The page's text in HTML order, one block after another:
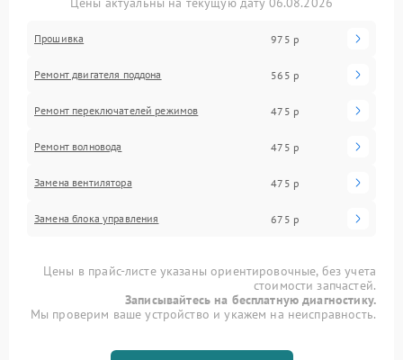
Прошивка 975 р
Ремонт двигателя поддона 565 р
Ремонт переключателей режимов 475 р
Ремонт волновода 475 р
Замена вентилятора 475 р
Замена блока управления 675 р
Цены в прайс-листе указаны ориентировочные, без учета
стоимости запчастей.
Записывайтесь на бесплатную диагностику.
Мы проверим ваше устройство и укажем на неисправность.